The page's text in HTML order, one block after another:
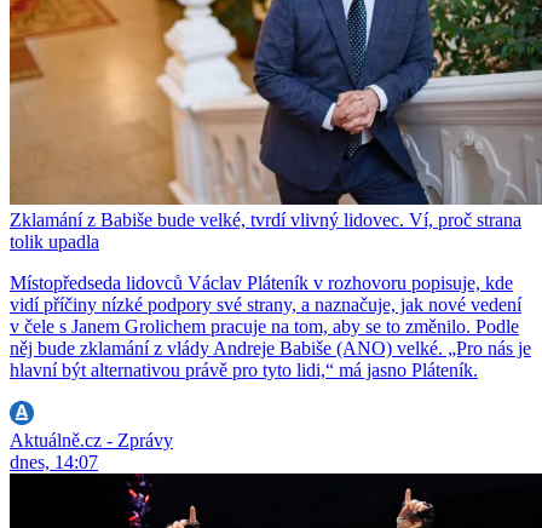
Zklamání z Babiše bude velké, tvrdí vlivný lidovec. Ví, proč strana
tolik upadla
Místopředseda lidovců Václav Pláteník v rozhovoru popisuje, kde
vidí příčiny nízké podpory své strany, a naznačuje, jak nové vedení
v čele s Janem Grolichem pracuje na tom, aby se to změnilo. Podle
něj bude zklamání z vlády Andreje Babiše (ANO) velké. „Pro nás je
hlavní být alternativou právě pro tyto lidi,“ má jasno Pláteník.
Aktuálně.cz - Zprávy
dnes, 14:07